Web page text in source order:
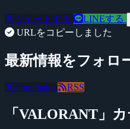
ツイートする LINEする
URLをコピーしました
最新情報をフォロ
@negitaku RSS
「VALORANT」